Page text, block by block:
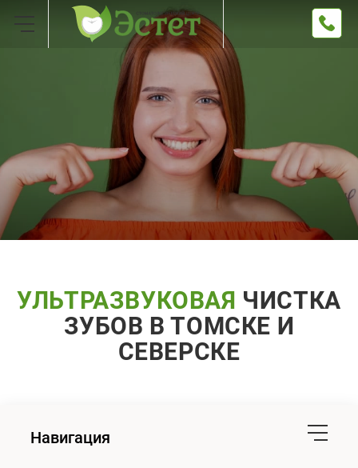
УЛЬТРАЗВУКОВАЯ ЧИСТКА
ЗУБОВ В ТОМСКЕ И
СЕВЕРСКЕ
Навигация